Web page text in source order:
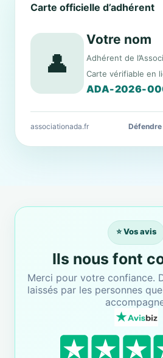
Carte officielle d’adhérent
👤
Votre nom
Adhérent de
Carte vérifiable en
ADA-2026-
associationada.fr
⭐ Vos avis
Ils nous font
Merci pour votre confiance.
laissés par les personnes